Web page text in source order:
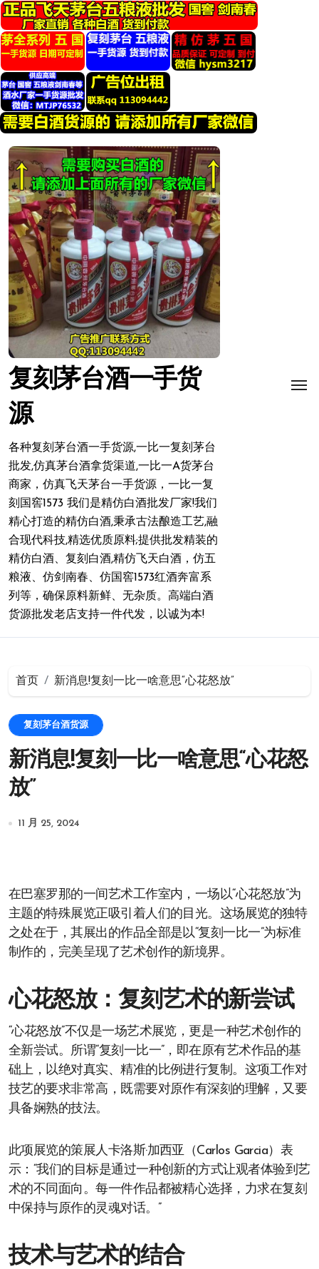
转
到
内
容
复刻茅台酒一手货
源
各种复刻茅台酒一手货源,一比一复刻茅台
批发,仿真茅台酒拿货渠道,一比一A货茅台
商家，仿真飞天茅台一手货源，一比一复
刻国窖1573 我们是精仿白酒批发厂家!我们
精心打造的精仿白酒,秉承古法酿造工艺,融
合现代科技,精选优质原料;提供批发精装的
精仿白酒、复刻白酒,精仿飞天白酒，仿五
粮液、仿剑南春、仿国窖1573红酒奔富系
列等，确保原料新鲜、无杂质。高端白酒
货源批发老店支持一件代发，以诚为本!
首页 新消息!复刻一比一啥意思“心花怒放”
复刻茅台酒货源
新消息!复刻一比一啥意思“心花怒
放”
11 月 25, 2024
在巴塞罗那的一间艺术工作室内，一场以“心花怒放”为
主题的特殊展览正吸引着人们的目光。这场展览的独特
之处在于，其展出的作品全部是以“复刻一比一”为标准
制作的，完美呈现了艺术创作的新境界。
心花怒放：复刻艺术的新尝试
“心花怒放”不仅是一场艺术展览，更是一种艺术创作的
全新尝试。所谓“复刻一比一”，即在原有艺术作品的基
础上，以绝对真实、精准的比例进行复制。这项工作对
技艺的要求非常高，既需要对原作有深刻的理解，又要
具备娴熟的技法。
此项展览的策展人卡洛斯·加西亚（Carlos Garcia）表
示：“我们的目标是通过一种创新的方式让观者体验到艺
术的不同面向。每一件作品都被精心选择，力求在复刻
中保持与原作的灵魂对话。”
技术与艺术的结合